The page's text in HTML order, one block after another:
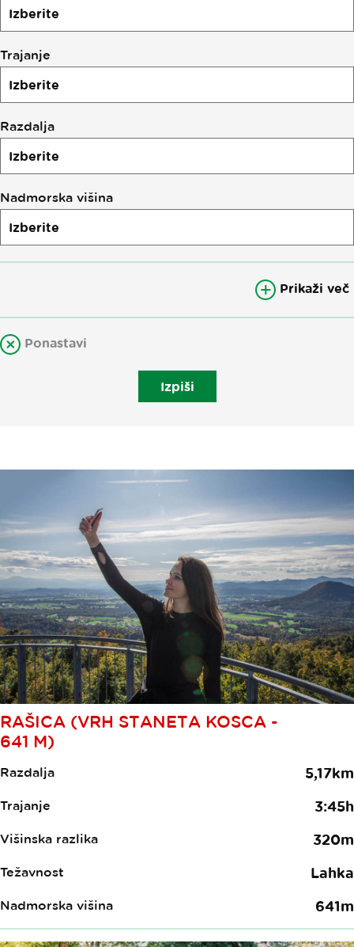
Trajanje
Razdalja
Nadmorska višina
Prikaži več
Ponastavi
Izpiši
RAŠICA (VRH STANETA KOSCA -
641 M)
Razdalja 5,17km
Trajanje 3:45h
Višinska razlika 320m
Težavnost Lahka
Nadmorska višina 641m